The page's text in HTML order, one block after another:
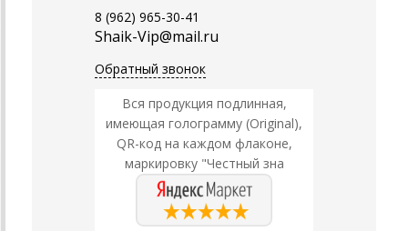
8 (962) 965-30-41
Shaik-Vip@mail.ru
Обратный звонок
Вся продукция подлинная,
имеющая голограмму (Original),
QR-код на каждом флаконе,
маркировку "Честный зна